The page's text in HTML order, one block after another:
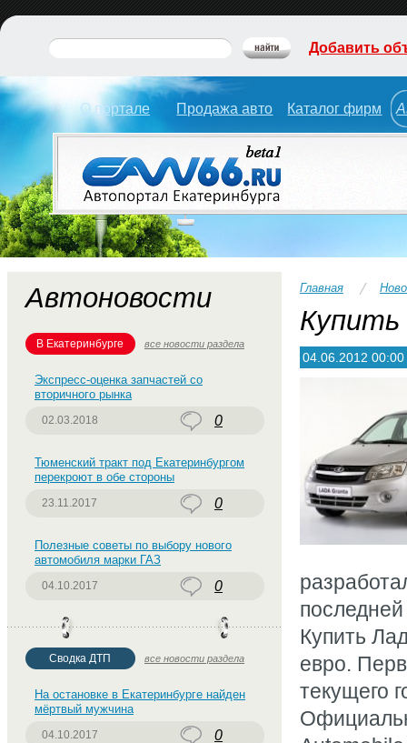
О портале Продажа авто Каталог фирм
Добавить
Главная
Купить
04.06.2012 00:00
Купить
евро.
текущего
Автоновости
В Екатеринбурге все новости раздела
Экспресс-оценка запчастей со
вторичного рынка
02.03.2018 0
Тюменский тракт под Екатеринбургом
перекроют в обе стороны
23.11.2017 0
Полезные советы по выбору нового
автомобиля марки ГАЗ
04.10.2017 0
Сводка ДТП все новости раздела
На остановке в Екатеринбурге найден
мёртвый мужчина
04.10.2017 0